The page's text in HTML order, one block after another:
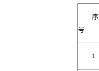
序
号
1